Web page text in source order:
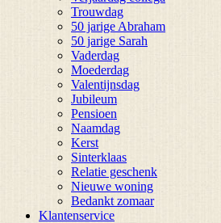
Trouwdag
50 jarige Abraham
50 jarige Sarah
Vaderdag
Moederdag
Valentijnsdag
Jubileum
Pensioen
Naamdag
Kerst
Sinterklaas
Relatie geschenk
Nieuwe woning
Bedankt zomaar
Klantenservice